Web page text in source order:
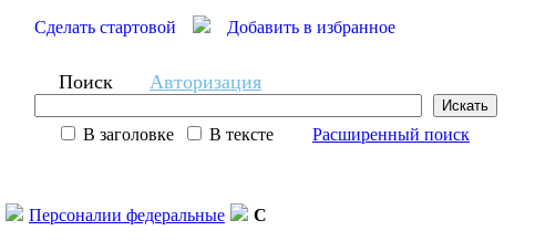
Сделать стартовой Добавить в избранное
Поиск Авторизация
В заголовке В тексте Расширенный поиск
Персоналии федеральные
С